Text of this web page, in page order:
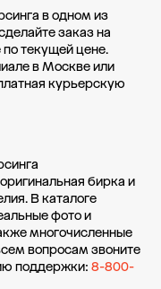
в одном из
заказ на
текущей цене.
в Москве или
курьерскую
бирка и
В каталоге
фото и
многочисленные
вопросам звоните
поддержки: 8-800-